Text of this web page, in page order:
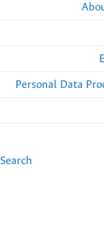
Personal Data
Search